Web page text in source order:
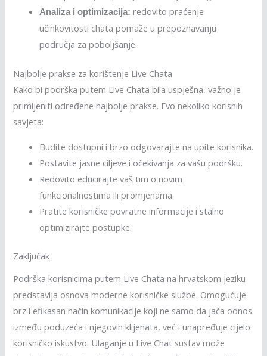
Analiza i optimizacija: redovito praćenje
učinkovitosti chata pomaže u prepoznavanju
područja za poboljšanje.
Najbolje prakse za korištenje Live Chata
Kako bi podrška putem Live Chata bila uspješna, važno je
primijeniti određene najbolje prakse. Evo nekoliko korisnih
savjeta:
Budite dostupni i brzo odgovarajte na upite korisnika.
Postavite jasne ciljeve i očekivanja za vašu podršku.
Redovito educirajte vaš tim o novim
funkcionalnostima ili promjenama.
Pratite korisničke povratne informacije i stalno
optimizirajte postupke.
Zaključak
Podrška korisnicima putem Live Chata na hrvatskom jeziku
predstavlja osnova moderne korisničke službe. Omogućuje
brz i efikasan način komunikacije koji ne samo da jača odnos
između poduzeća i njegovih klijenata, već i unapređuje cijelo
korisničko iskustvo. Ulaganje u Live Chat sustav može